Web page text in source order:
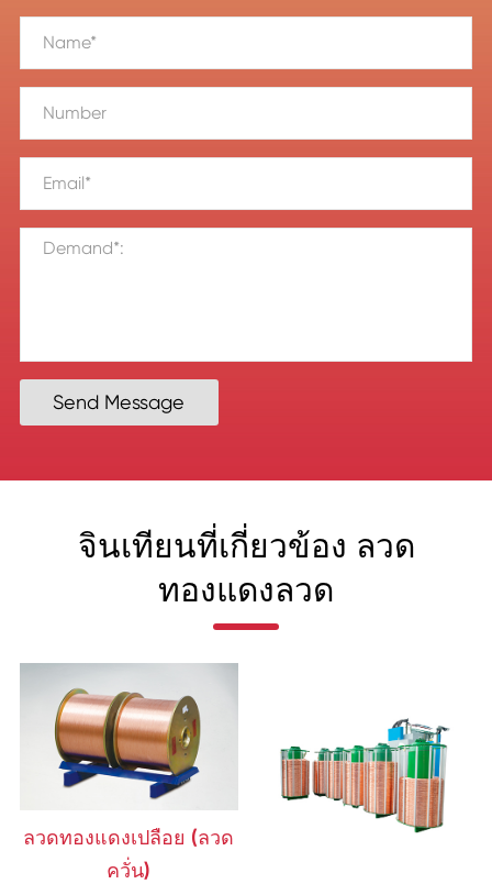
Send Message
จินเทียนที่เกี่ยวข้อง ลวด
ทองแดงลวด
ลวดทองแดงเปลือย (ลวด
ควั่น)